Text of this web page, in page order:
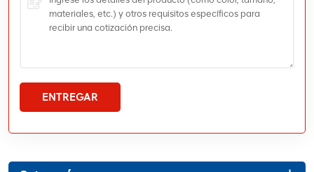
ENTREGAR